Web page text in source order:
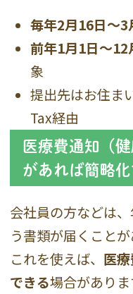
毎年2月16日〜3
前年1月1日〜12
象
提出先はお住ま
Tax経由
医療費通知（
があれば簡略化
会社員の方などは
う書類が届くことが
これを使えば、 医
できる場合がありま